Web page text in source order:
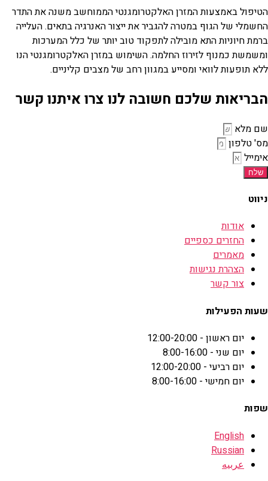
הטיפול באמצעות המזרן האלקטרומגנטי הממוחשב משנה את התדר
החשמלי של הגוף במטרה להגביר את ייצור האנרגיה בתאים. העלייה
ברמת חיוניות התא מובילה לתפקוד טוב יותר של כלל המערכות
ומשמשת כמנוף לזירוז החלמה. השימוש במזרן האלקטרומגנטי הנו
ללא תופעות לוואי ומסייע במגוון רחב של מצבים קליניים.
הבריאות שלכם חשובה לנו צרו איתנו קשר
שם מלא
מס' טלפון
אימייל
שלח
ניווט
אודות
החזרים כספיים
מאמרים
הצהרת נגישות
צור קשר
שעות הפעילות
יום ראשון - 12:00-20:00
יום שני - 8:00-16:00
יום רביעי - 12:00-20:00
יום חמישי - 8:00-16:00
שפות
English
Russian
عربيه